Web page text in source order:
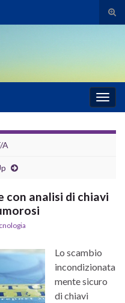
il
la
A
con analisi di chiavi
Lo scambio
incondizionata
mente sicuro
di chiavi